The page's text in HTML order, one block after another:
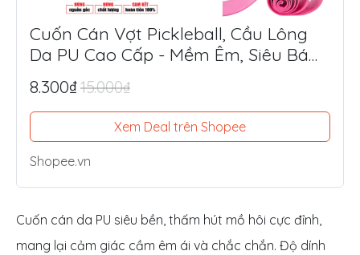
Cuốn Cán Vợt Pickleball, Cầu Lông
Da PU Cao Cấp - Mềm Êm, Siêu Bám
Tay, Chống Trượt Tối Ưu
8.300₫15.000₫
Xem Deal trên Shopee
Shopee.vn
Cuốn cán da PU siêu bền, thấm hút mồ hôi cực đỉnh,
mang lại cảm giác cầm êm ái và chắc chắn. Độ dính